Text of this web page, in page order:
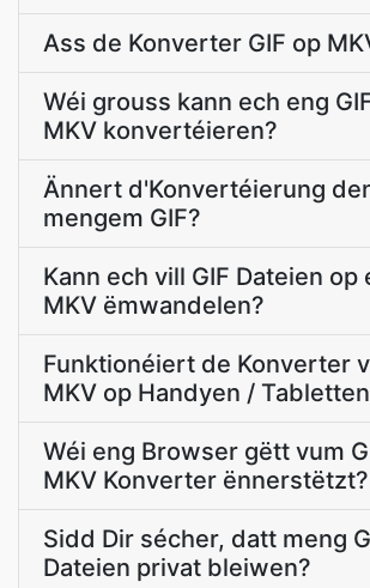
Ass de Konverter GIF op
Wéi grouss kann ech eng
MKV konvertéieren?
Ännert d'Konvertéierung
mengem GIF?
Kann ech vill GIF Dateien op
MKV ëmwandelen?
Funktionéiert de Konverter
MKV op Handyen /
Wéi eng Browser gëtt vum
MKV Konverter ënnerstëtzt?
Sidd Dir sécher, datt meng
Dateien privat bleiwen?